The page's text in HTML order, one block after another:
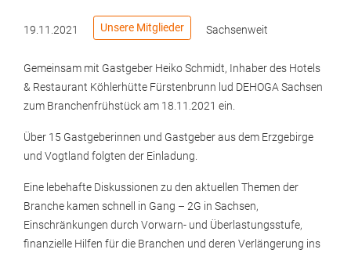
19.11.2021 Unsere Mitglieder Sachsenweit
Gemeinsam mit Gastgeber Heiko Schmidt, Inhaber des Hotels
& Restaurant Köhlerhütte Fürstenbrunn lud DEHOGA Sachsen
zum Branchenfrühstück am 18.11.2021 ein.
Über 15 Gastgeberinnen und Gastgeber aus dem Erzgebirge
und Vogtland folgten der Einladung.
Eine lebehafte Diskussionen zu den aktuellen Themen der
Branche kamen schnell in Gang – 2G in Sachsen,
Einschränkungen durch Vorwarn- und Überlastungsstufe,
finanzielle Hilfen für die Branchen und deren Verlängerung ins